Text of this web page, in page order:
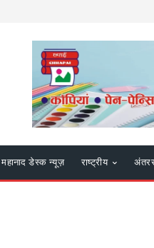
महानाद डेस्क न्यूज़ राष्ट्रीय